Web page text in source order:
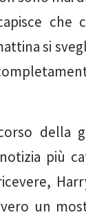
che
si
della
più
un